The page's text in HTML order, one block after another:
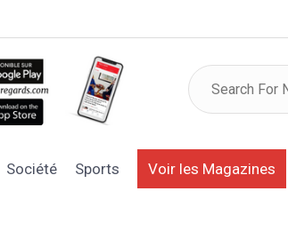
Société Sports Voir les Magazines